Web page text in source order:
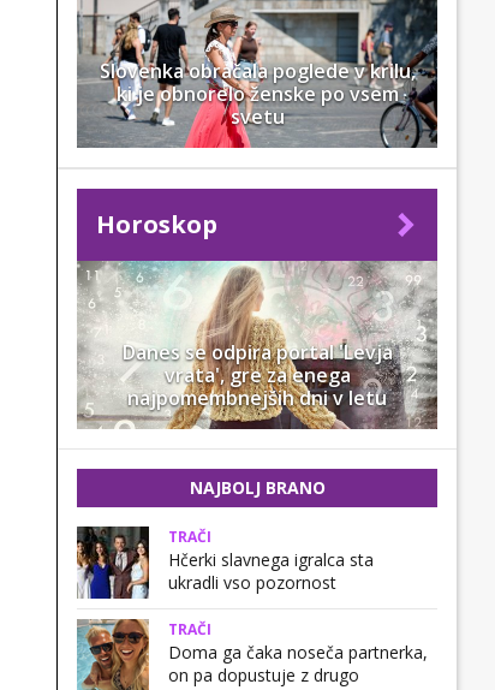
Slovenka obračala poglede v krilu,
ki je obnorelo ženske po vsem
svetu
Horoskop
Danes se odpira portal 'Levja
vrata', gre za enega
najpomembnejših dni v letu
NAJBOLJ BRANO
TRAČI
Hčerki slavnega igralca sta
ukradli vso pozornost
TRAČI
Doma ga čaka noseča partnerka,
on pa dopustuje z drugo